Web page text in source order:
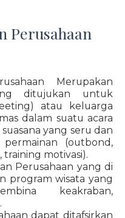
Perusahaan
Merupakan
ditujukan untuk
atau keluarga
dalam suatu acara
yang seru dan
(outbond,
motivasi).
Perusahaan yang di
program wisata yang
keakraban,
dapat ditafsirkan